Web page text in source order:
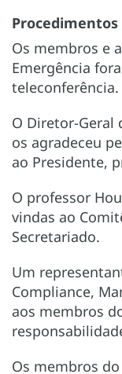
Os membros e
Emergência
teleconferência.
O Diretor-Geral
os agradeceu
ao Presidente,
O professor
vindas ao
Secretariado.
Um
Compliance,
aos membros
Os membros